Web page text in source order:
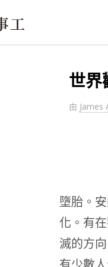
世界
由 James
墮胎。
化。有
滅的方